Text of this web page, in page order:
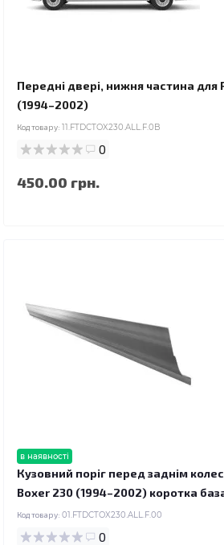
Передні двері, нижня частина для
(1994–2002)
Код товару: 11.FTDCTOX230.ALL.F.0B
0
450.00 грн.
в наявності
Кузовний поріг перед заднім
Boxer 230 (1994–2002) коротка
Код товару: 01.FTDCTOX230.ALL.F.00
0